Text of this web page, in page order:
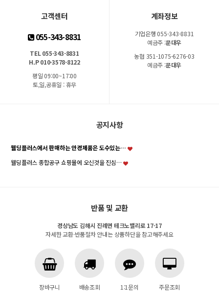
고객센터
055-343-8831
TEL 055-343-8831
H.P 010-3578-8122
평일 09:00~17:00
토,일,공휴일 : 휴무
계좌정보
기업은행 055-343-8831
예금주 :문대우
농협 351-1075-6276-03
예금주 :문대우
공지사항
웰딩플러스에서 판매하는 안경제품은 도수있는…
웰딩플러스 종합공구 쇼핑몰에 오신것을 진심…
반품 및 교환
경상남도 김해시 진례면 테크노밸리로 17-17
자세한 교환·반품절차 안내는 상품하단을 참고해주세요
장바구니 배송조회 1:1문의 주문조회